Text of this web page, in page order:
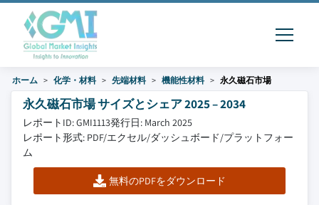
ホーム 化学・材料 先端材料 機能性材料 永久磁石市場
永久磁石市場 サイズとシェア 2025 – 2034
レポートID: GMI1113発行日: March 2025
レポート形式: PDF/エクセル/ダッシュボード/プラットフォー
ム
無料のPDFをダウンロード